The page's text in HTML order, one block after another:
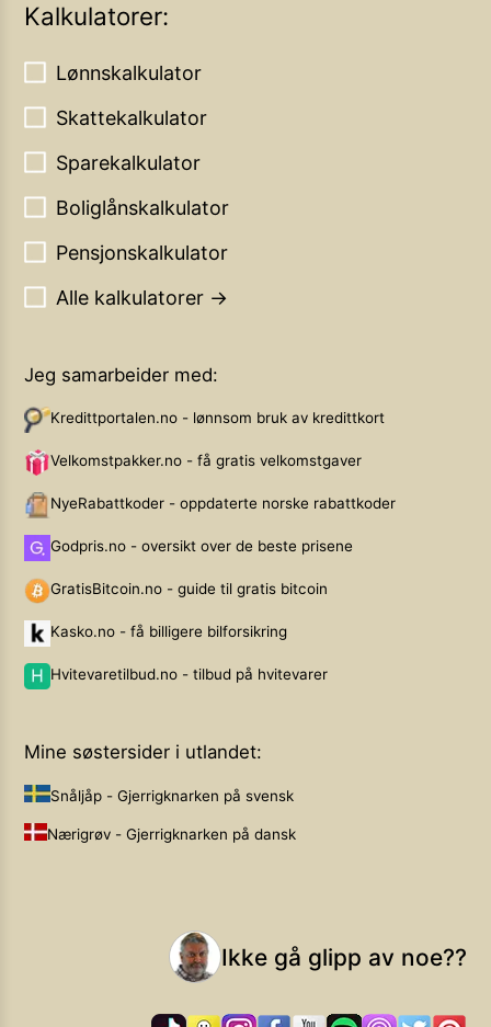
Kalkulatorer:
Lønnskalkulator
Skattekalkulator
Sparekalkulator
Boliglånskalkulator
Pensjonskalkulator
Alle kalkulatorer →
Jeg samarbeider med:
Kredittportalen.no - lønnsom bruk av kredittkort
Velkomstpakker.no - få gratis velkomstgaver
NyeRabattkoder - oppdaterte norske rabattkoder
Godpris.no - oversikt over de beste prisene
GratisBitcoin.no - guide til gratis bitcoin
Kasko.no - få billigere bilforsikring
Hvitevaretilbud.no - tilbud på hvitevarer
Mine søstersider i utlandet:
Snåljåp - Gjerrigknarken på svensk
Nærigrøv - Gjerrigknarken på dansk
Ikke gå glipp av noe??